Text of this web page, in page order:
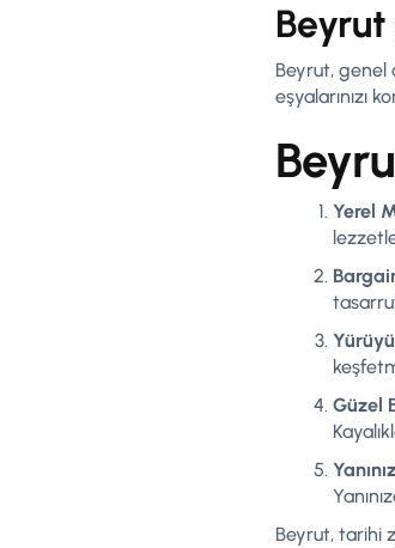
Beyrut, genel
eşyalarınızı
Yerel
Güzel
Beyrut, tarihi